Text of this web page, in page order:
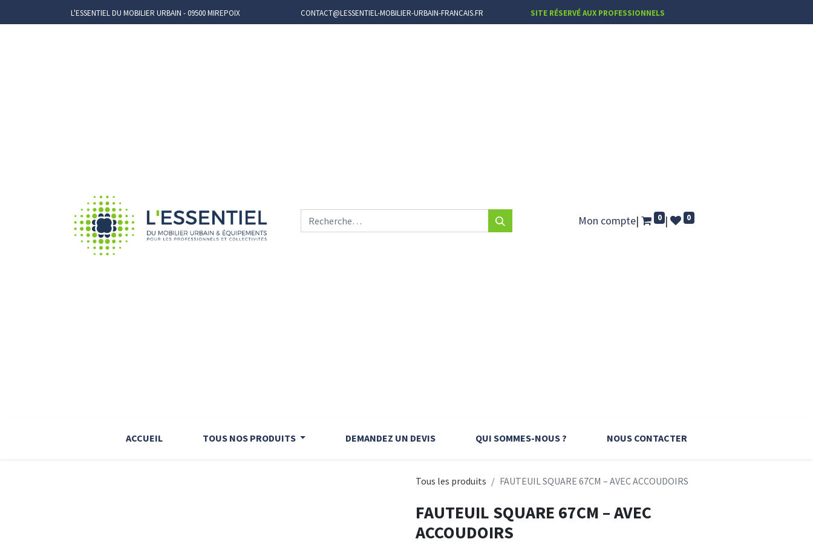
L'ESSENTIEL DU MOBILIER URBAIN - 09500 MIREPOIX CONTACT@LESSENTIEL-MOBILIER-URBAIN-FRANCAIS.FR SITE RÉSERVÉ AUX PROFESSIONNELS
Mon compte| 0 | 0
ACCUEIL TOUS NOS PRODUITS DEMANDEZ UN DEVIS QUI SOMMES-NOUS ? NOUS CONTACTER
Tous les produits FAUTEUIL SQUARE 67CM – AVEC ACCOUDOIRS
FAUTEUIL SQUARE 67CM – AVEC
ACCOUDOIRS